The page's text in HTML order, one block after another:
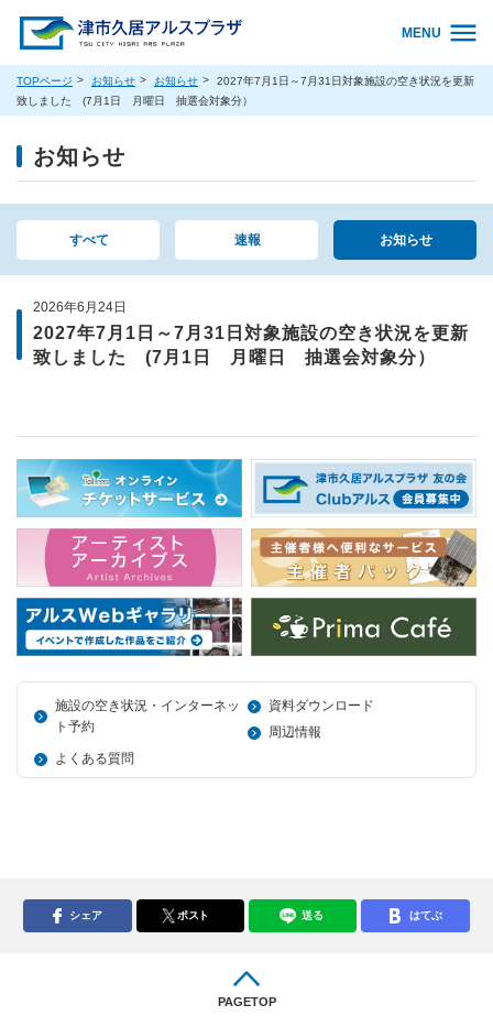
MENU
TOPページ お知らせ お知らせ
2027年7月1日～7月31日対象施設の空き状況を更新
致しました (7月1日 月曜日 抽選会対象分）
お知らせ
すべて 速報 お知らせ
2026年6月24日
2027年7月1日～7月31日対象施設の空き状況を更新
致しました (7月1日 月曜日 抽選会対象分）
施設の空き状況・インターネッ
ト予約
資料ダウンロード
周辺情報
よくある質問
シェア ポスト 送る はてぶ
PAGETOP